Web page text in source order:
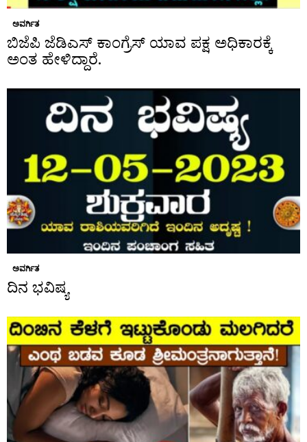
ಅವರ್ಗಿತ
ಬಿಜೆಪಿ ಜೆಡಿಎಸ್ ಕಾಂಗ್ರೆಸ್ ಯಾವ ಪಕ್ಷ ಅಧಿಕಾರಕ್ಕೆ
ಅಂತ ಹೇಳಿದ್ದಾರೆ.
ಅವರ್ಗಿತ
ದಿನ ಭವಿಷ್ಯ